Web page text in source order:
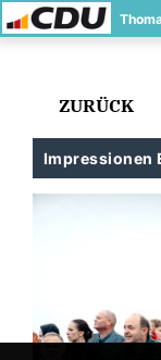
ZURÜCK
Impressionen